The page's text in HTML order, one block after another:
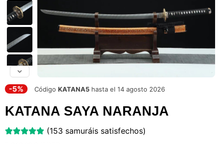
-5% Código KATANA5 hasta el 14 agosto 2026
KATANA SAYA NARANJA
(153 samuráis satisfechos)